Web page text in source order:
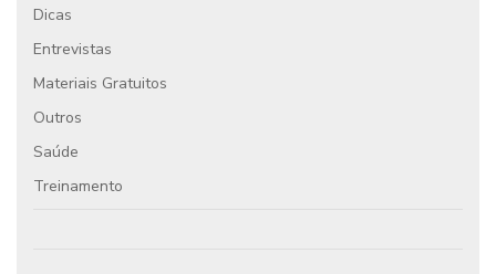
Dicas
Entrevistas
Materiais Gratuitos
Outros
Saúde
Treinamento